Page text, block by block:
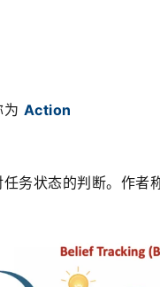
为 Action
务状态的判断。作者